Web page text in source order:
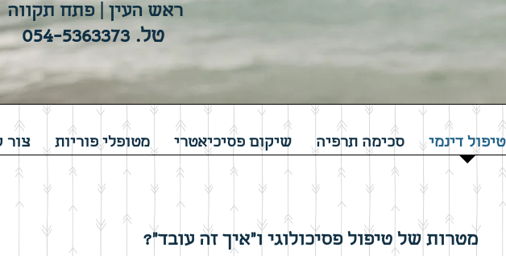
ראש העין | פתח תקווה
טל. 054-5363373
טיפול דינמי סכימה תרפיה שיקום פסיכיאטרי מטופלי פוריות צור
מטרות של טיפול פסיכולוגי ו"איך זה עובד"?